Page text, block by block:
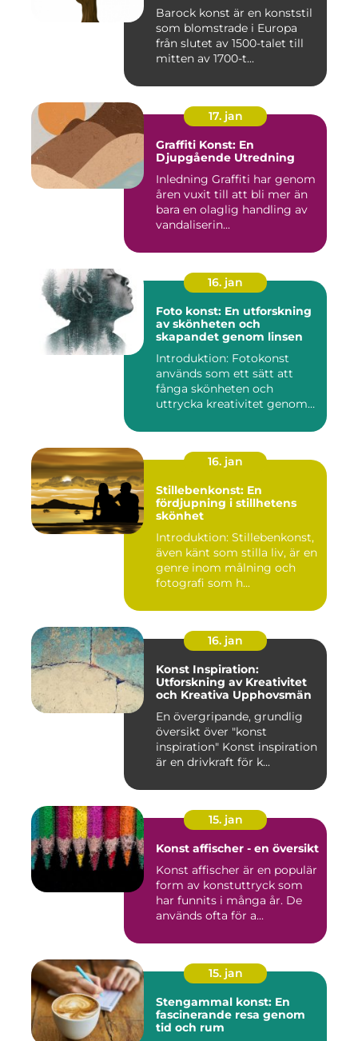
Barock konst är en konststil
som blomstrade i Europa
från slutet av 1500-talet till
mitten av 1700-t...
17. jan
Graffiti Konst: En
Djupgående Utredning
Inledning Graffiti har genom
åren vuxit till att bli mer än
bara en olaglig handling av
vandaliserin...
16. jan
Foto konst: En utforskning
av skönheten och
skapandet genom linsen
Introduktion: Fotokonst
används som ett sätt att
fånga skönheten och
uttrycka kreativitet genom
16. jan
Stillebenkonst: En
fördjupning i stillhetens
skönhet
Introduktion: Stillebenkonst,
även känt som stilla liv, är en
genre inom målning och
fotografi som h...
16. jan
Konst Inspiration:
Utforskning av Kreativitet
och Kreativa Upphovsmän
En övergripande, grundlig
översikt över "konst
inspiration" Konst inspiration
är en drivkraft för k...
15. jan
Konst affischer - en översikt
Konst affischer är en populär
form av konstuttryck som
har funnits i många år. De
används ofta för a...
15. jan
Stengammal konst: En
fascinerande resa genom
tid och rum